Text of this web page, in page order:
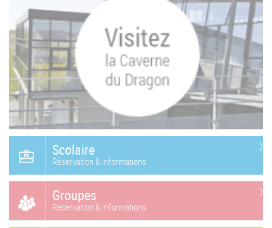
Scolaire
Réservation & informations
Groupes
Réservation & informations